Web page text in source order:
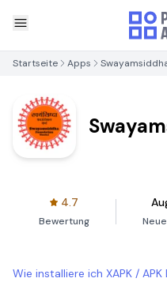
Startseite Apps
4.7
Bewertung
Wie installiere ich XAPK / APK